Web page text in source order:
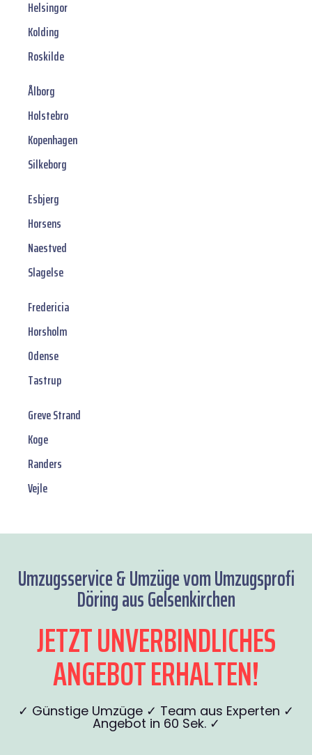
Helsingor
Kolding
Roskilde
Ålborg
Holstebro
Kopenhagen
Silkeborg
Esbjerg
Horsens
Naestved
Slagelse
Fredericia
Horsholm
Odense
Tastrup
Greve Strand
Koge
Randers
Vejle
Umzugsservice & Umzüge vom Umzugsprofi
Döring aus Gelsenkirchen
JETZT UNVERBINDLICHES
ANGEBOT ERHALTEN!
✓ Günstige Umzüge ✓ Team aus Experten ✓
Angebot in 60 Sek. ✓